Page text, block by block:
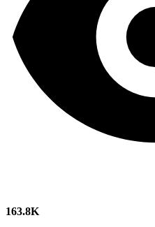
163.8K